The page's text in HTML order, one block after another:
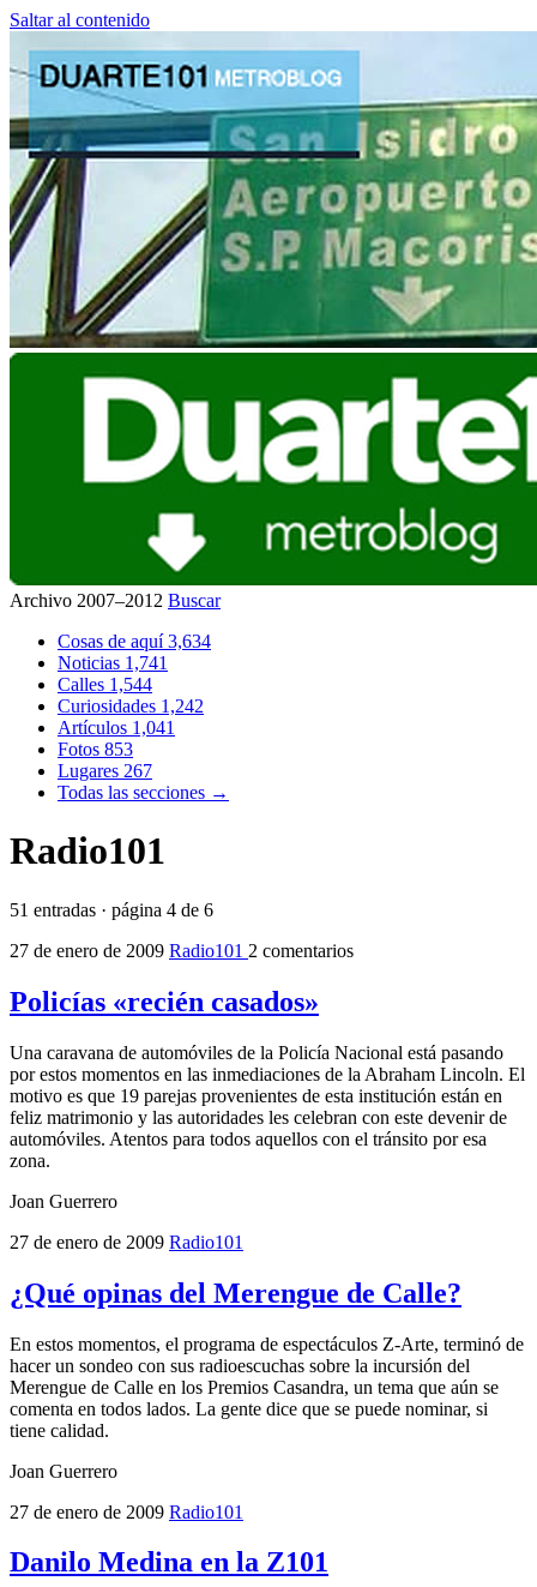
Saltar al contenido
Archivo 2007–2012 Buscar
Cosas de aquí3,634
Noticias 1,741
Calles 1,544
Curiosidades 1,242
Artículos 1,041
Fotos 853
Lugares 267
Todas las secciones →
Radio101
51 entradas · página 4 de 6
27 de enero de 2009 Radio101 2 comentarios
Policías «recién casados»
Una caravana de automóviles de la Policía Nacional está pasando
por estos momentos en las inmediaciones de la Abraham Lincoln. El
motivo es que 19 parejas provenientes de esta institución están en
feliz matrimonio y las autoridades les celebran con este devenir de
automóviles. Atentos para todos aquellos con el tránsito por esa
zona.
Joan Guerrero
27 de enero de 2009 Radio101
¿Qué opinas del Merengue de Calle?
En estos momentos, el programa de espectáculos Z-Arte, terminó de
hacer un sondeo con sus radioescuchas sobre la incursión del
Merengue de Calle en los Premios Casandra, un tema que aún se
comenta en todos lados. La gente dice que se puede nominar, si
tiene calidad.
Joan Guerrero
27 de enero de 2009 Radio101
Danilo Medina en la Z101